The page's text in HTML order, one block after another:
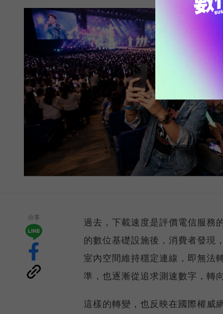
分享
過去，下載速度是評價電信服務
的數位基礎設施後，消費者發現
室內空間維持穩定連線，即無法
準，也逐漸從追求測速數字，轉
這樣的轉變，也反映在國際權